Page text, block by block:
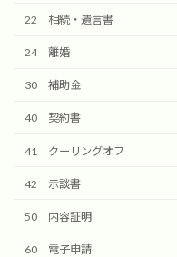
22 相続・遺言書
24 離婚
30 補助金
40 契約書
41 クーリングオフ
42 示談書
50 内容証明
60 電子申請